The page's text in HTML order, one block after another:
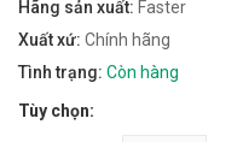
Hãng sản xuất: Faster
Xuất xứ: Chính hãng
Tình trạng: Còn hàng
Tùy chọn: